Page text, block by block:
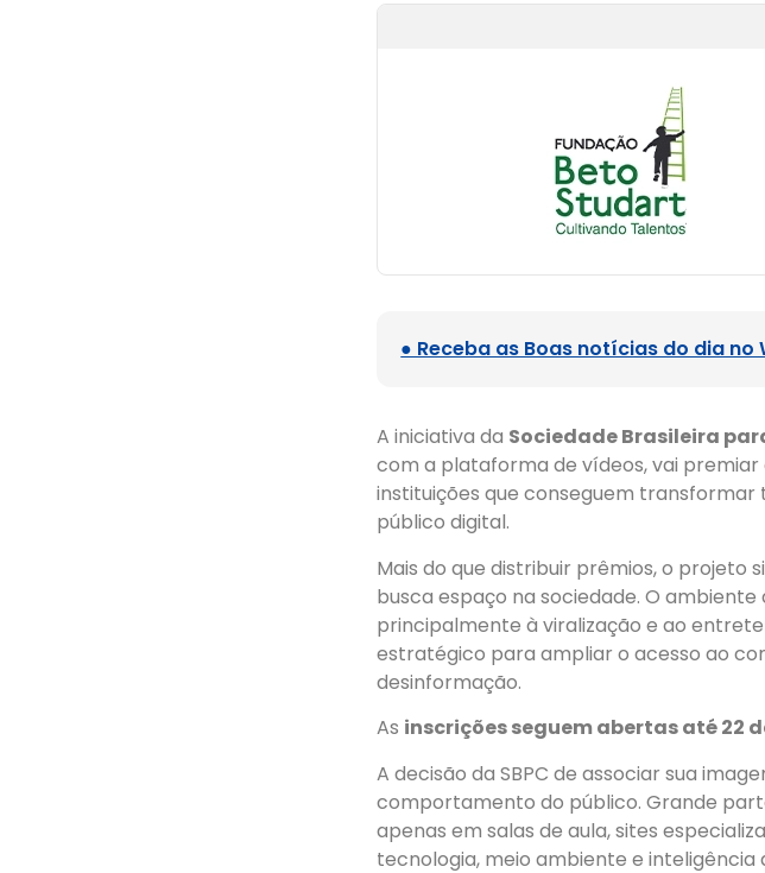
● Receba as Boas notícias do dia
A iniciativa da Sociedade Brasileira
com a plataforma de vídeos, vai
instituições que conseguem
público digital.
Mais do que distribuir prêmios, o projeto
busca espaço na sociedade. O ambiente
principalmente à viralização e ao
estratégico para ampliar o acesso ao
desinformação.
As inscrições seguem abertas até 22
A decisão da SBPC de associar sua
comportamento do público. Grande
apenas em salas de aula, sites
tecnologia, meio ambiente e